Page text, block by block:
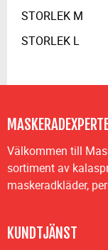
STORLEK M
STORLEK L
Välkommen till
sortiment av
maskeradkläder,
KUNDTJÄNST